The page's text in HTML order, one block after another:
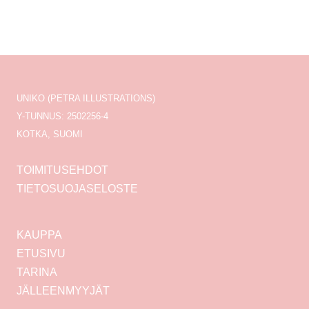
UNIKO (PETRA ILLUSTRATIONS)
Y-TUNNUS: 2502256-4
KOTKA, SUOMI
TOIMITUSEHDOT
TIETOSUOJASELOSTE
KAUPPA
ETUSIVU
TARINA
JÄLLEENMYYJÄT